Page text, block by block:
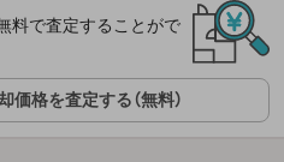
料で査定することがで
格を査定する（無料）